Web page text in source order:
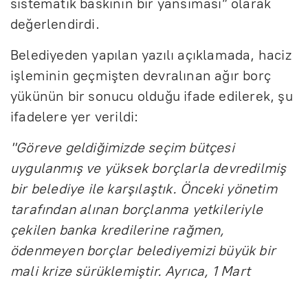
değerlendirdi.
Belediyeden yapılan yazılı açıklamada, haciz
işleminin geçmişten devralınan ağır borç
yükünün bir sonucu olduğu ifade edilerek, şu
ifadelere yer verildi:
"Göreve geldiğimizde seçim bütçesi
uygulanmış ve yüksek borçlarla devredilmiş
bir belediye ile karşılaştık. Önceki yönetim
tarafından alınan borçlanma yetkileriyle
çekilen banka kredilerine rağmen,
ödenmeyen borçlar belediyemizi büyük bir
mali krize sürüklemiştir. Ayrıca, 1 Mart